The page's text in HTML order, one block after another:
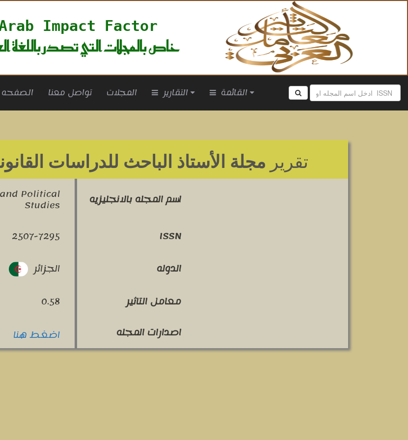
Impact Factor
خاص بالمجلات التي تصدر باللغة
الصفحه تواصل معنا المجلات التقارير القائمة
تقرير مجلة الأستاذ الباحث للدراسات
اسم المجله بالانجليزيه Political
Studies
ISSN
2507-7295
الدوله
الجزائر
معامل التاثير
0.58
اصدارات المجله
اضغط هنا